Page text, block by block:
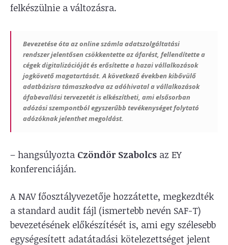
felkészülnie a változásra.
Bevezetése óta az online számla adatszolgáltatási
rendszer jelentősen csökkentette az áfarést, fellendítette a
cégek digitalizációját és erősítette a hazai vállalkozások
jogkövető magatartását. A következő években kibővülő
adatbázisra támaszkodva az adóhivatal a vállalkozások
áfabevallási tervezetét is elkészítheti, ami elsősorban
adózási szempontból egyszerűbb tevékenységet folytató
adózóknak jelenthet megoldást.
– hangsúlyozta Czöndör Szabolcs az EY
konferenciáján.
A NAV főosztályvezetője hozzátette, megkezdték
a standard audit fájl (ismertebb nevén SAF-T)
bevezetésének előkészítését is, ami egy szélesebb
egységesített adatátadási kötelezettséget jelent